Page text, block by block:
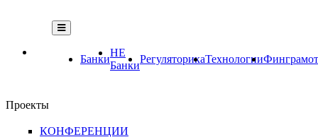
Банки
НЕ
Банки
РегуляторикаТехнологии
Проекты
КОНФЕРЕНЦИИ